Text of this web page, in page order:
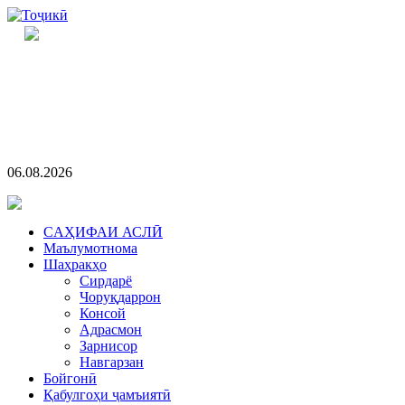
06.08.2026
CАҲИФАИ АСЛӢ
Маълумотнома
Шаҳракҳо
Сирдарё
Чоруқдаррон
Консой
Адрасмон
Зарнисор
Навгарзан
Бойгонӣ
Қабулгоҳи ҷамъиятӣ